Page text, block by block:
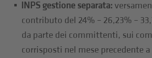
INPS gestione separata:
contributo del 24% – 26,23% –
da parte dei committenti, sui
corrisposti nel mese precedente